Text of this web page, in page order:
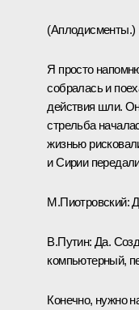
(Аплодисменты.)
Я просто
собралась и
действия шли.
стрельба
жизнью
и Сирии
М.Пиотровский:
В.Путин: Да.
компьютерный,
Конечно, нужно